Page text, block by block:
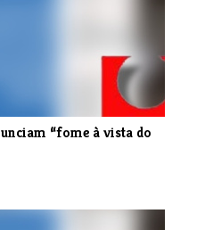
“fome à vista do